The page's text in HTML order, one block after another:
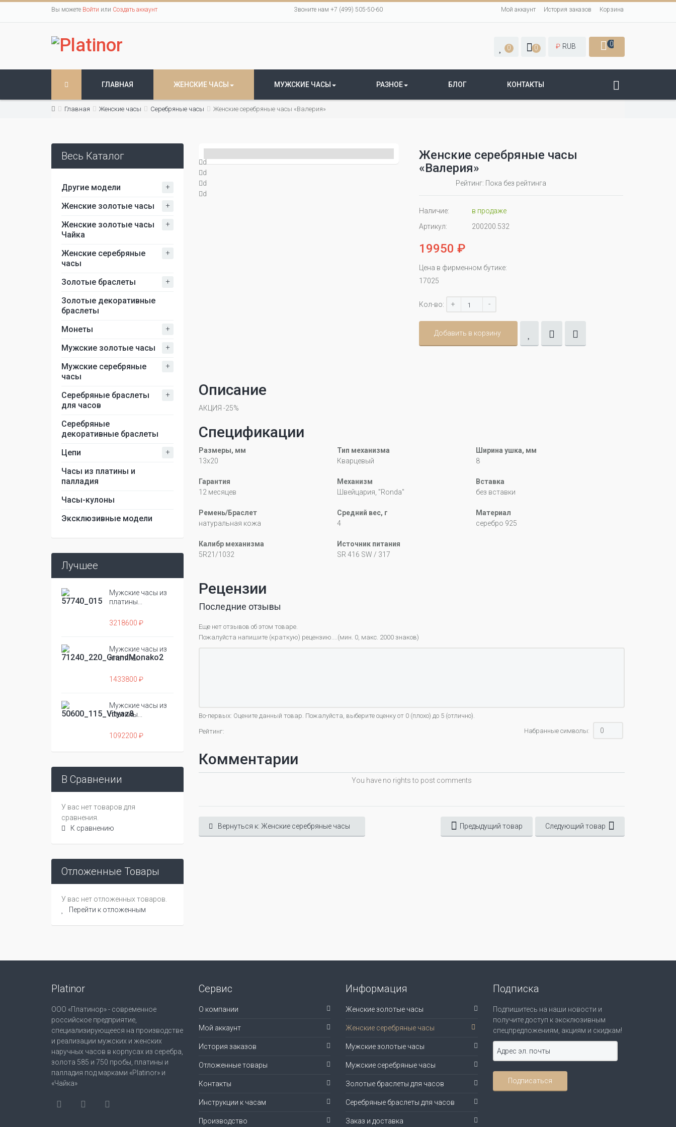
Вы можете Войти или Создать аккаунт Звоните нам +7 (499) 505-50-60 Мой аккаунт История заказов Корзина
0 0 ₽ RUB 0
ГЛАВНАЯ ЖЕНСКИЕ ЧАСЫ МУЖСКИЕ ЧАСЫ РАЗНОЕ БЛОГ КОНТАКТЫ
Главная Женские часы Серебряные часы Женские серебряные часы «Валерия»
Весь Каталог
Другие модели +
Женские золотые часы +
Женские золотые часы
Чайка
+
Женские серебряные
часы
+
Золотые браслеты +
Золотые декоративные
браслеты
Монеты
+
Мужские золотые часы +
Мужские серебряные
часы
+
Серебряные браслеты
для часов
+
Серебряные
декоративные браслеты
Цепи
+
Часы из платины и
палладия
Часы-кулоны
Эксклюзивные модели
Лучшее
Мужские часы из
платины...
3218600 ₽
Мужские часы из
платины...
1433800 ₽
Мужские часы из
платины...
1092200 ₽
В Сравнении
У вас нет товаров для
сравнения.
К сравнению
Отложенные Товары
У вас нет отложенных товаров.
Перейти к отложенным
d
d
d
d
Женские серебряные часы
«Валерия»
Рейтинг: Пока без рейтинга
Наличие:
в продаже
Артикул:
200200.532
19950 ₽
Цена в фирменном бутике:
17025
Кол-во: + -
Добавить в корзину
Описание
АКЦИЯ -25%
Спецификации
Размеры, мм
13x20
Тип механизма
Кварцевый
Ширина ушка, мм
8
Гарантия
12 месяцев
Механизм
Швейцария, "Ronda"
Вставка
без вставки
Ремень/Браслет
натуральная кожа
Средний вес, г
4
Материал
серебро 925
Калибр механизма
5R21/1032
Источник питания
SR 416 SW / 317
Рецензии
Последние отзывы
Еще нет отзывов об этом товаре.
Пожалуйста напишите (краткую) рецензию....(мин. 0, макс. 2000 знаков)
Во-первых: Оцените данный товар. Пожалуйста, выберите оценку от 0 (плохо) до 5 (отлично).
Рейтинг: Набранные символы:
Комментарии
You have no rights to post comments
Вернуться к: Женские серебряные часы Предыдущий товар Следующий товар
Platinor
ООО «Платинор» - современное
российское предприятие,
специализирующееся на производстве
и реализации мужских и женских
наручных часов в корпусах из серебра,
золота 585 и 750 пробы, платины и
палладия под марками «Platinor» и
«Чайка»
Сервис
О компании
Мой аккаунт
История заказов
Отложенные товары
Контакты
Инструкции к часам
Производство
Информация
Женские золотые часы
Женские серебряные часы
Мужские золотые часы
Мужские серебряные часы
Золотые браслеты для часов
Серебряные браслеты для часов
Заказ и доставка
Подписка
Подпишитесь на наши новости и
получите доступ к эксклюзивным
спецпредложениям, акциям и скидкам!